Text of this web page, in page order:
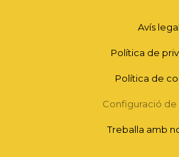
Avís legal
Política de
Política de
Configuració
Treballa amb